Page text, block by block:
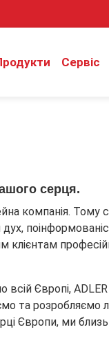
Сервіс
серця.
компанія.
всій Європі,
та розробляємо
Європи, ми